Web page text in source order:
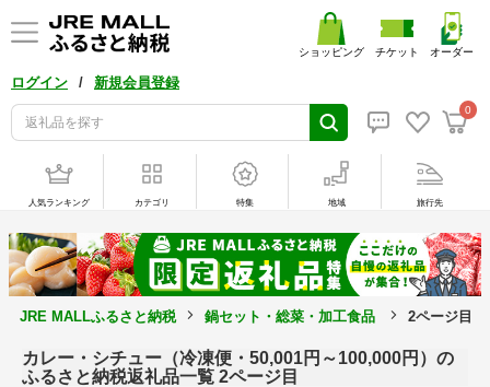
ログイン / 新規会員登録
0
ショッピング チケット オーダー
人気ランキング カテゴリ 特集 地域 旅行先
JRE MALLふるさと納税 鍋セット・総菜・加工食品 2ページ目
カレー・シチュー（冷凍便・50,001円～100,000円）の
ふるさと納税返礼品一覧 2ページ目